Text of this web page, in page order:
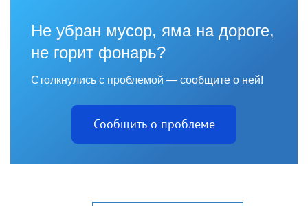
Не убран мусор, яма на дороге,
не горит фонарь?
Столкнулись с проблемой — сообщите о ней!
Сообщить о проблеме